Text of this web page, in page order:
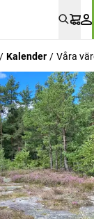
Kalender Våra